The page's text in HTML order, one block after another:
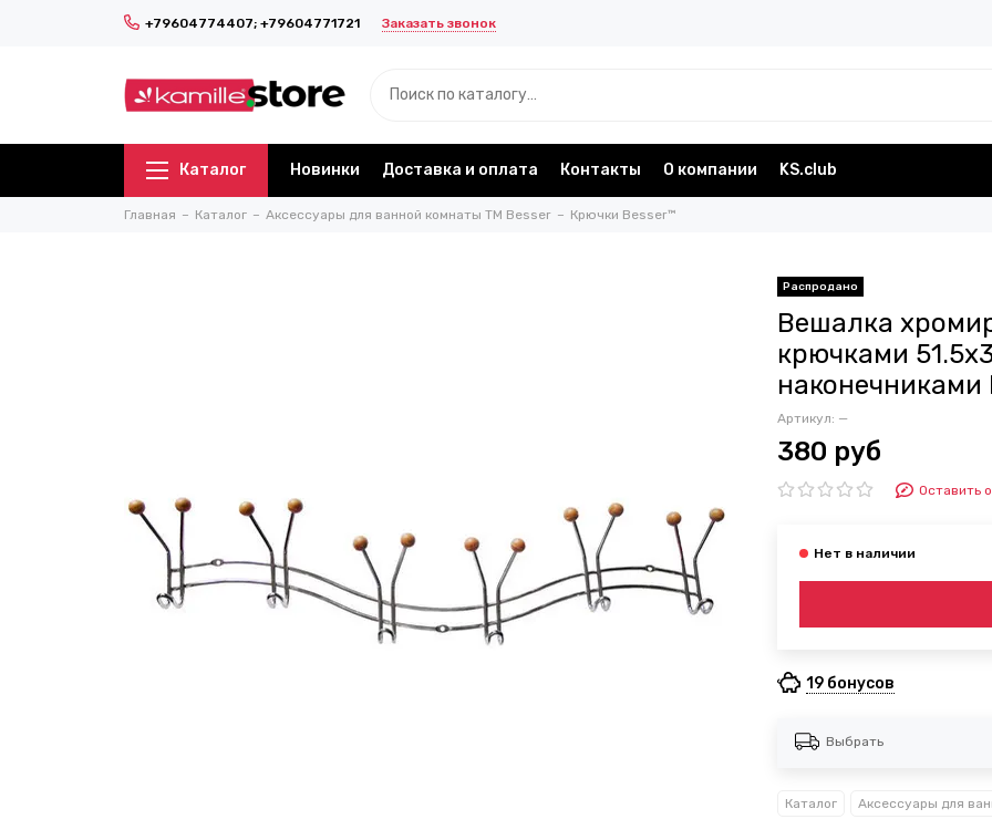
+79604774407; +79604771721 Заказать звонок
Каталог Новинки Доставка и оплата Контакты О компании KS.club
Главная Каталог Аксессуары для ванной комнаты TM Besser Крючки Besser™
Вешалка
крючками
наконечниками
Артикул: —
380 руб
Оставить
19 бонусов
Выбрать
Каталог